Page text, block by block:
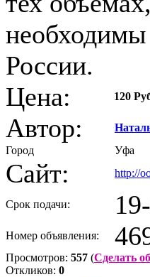
России.
Цена:
120
Автор:
Город
Уфа
Сайт: http://
Срок подачи:
Номер объявления:
Просмотров: 557 (Сделать
Откликов: 0